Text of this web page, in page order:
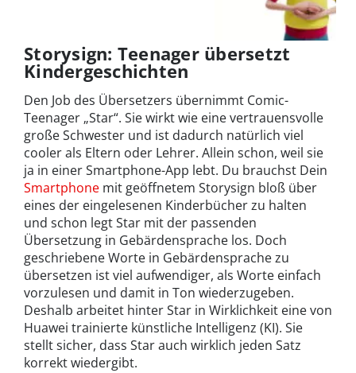
Storysign: Teenager übersetzt
Kindergeschichten
Den Job des Übersetzers übernimmt Comic-
Teenager „Star“. Sie wirkt wie eine vertrauensvolle
große Schwester und ist dadurch natürlich viel
cooler als Eltern oder Lehrer. Allein schon, weil sie
ja in einer Smartphone-App lebt. Du brauchst Dein
Smartphone mit geöffnetem Storysign bloß über
eines der eingelesenen Kinderbücher zu halten
und schon legt Star mit der passenden
Übersetzung in Gebärdensprache los. Doch
geschriebene Worte in Gebärdensprache zu
übersetzen ist viel aufwendiger, als Worte einfach
vorzulesen und damit in Ton wiederzugeben.
Deshalb arbeitet hinter Star in Wirklichkeit eine von
Huawei trainierte künstliche Intelligenz (KI). Sie
stellt sicher, dass Star auch wirklich jeden Satz
korrekt wiedergibt.